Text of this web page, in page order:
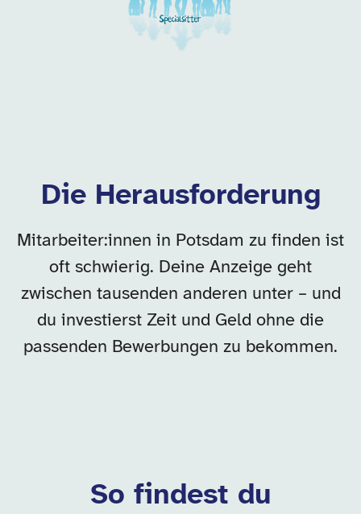
Die Herausforderung
Mitarbeiter:innen in Potsdam zu finden ist
oft schwierig. Deine Anzeige geht
zwischen tausenden anderen unter – und
du investierst Zeit und Geld ohne die
passenden Bewerbungen zu bekommen.
So findest du